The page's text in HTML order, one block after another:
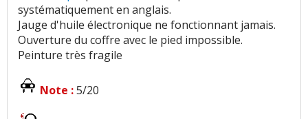
systématiquement en anglais.
Jauge d'huile électronique ne fonctionnant jamais.
Ouverture du coffre avec le pied impossible.
Peinture très fragile
Note :5/20